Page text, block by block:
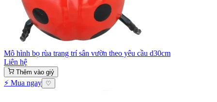
Mô hình bọ rùa trang trí sân vườn theo yêu cầu d30cm
Liên hệ
Thêm vào giỷ
⚡ Mua ngay ♡